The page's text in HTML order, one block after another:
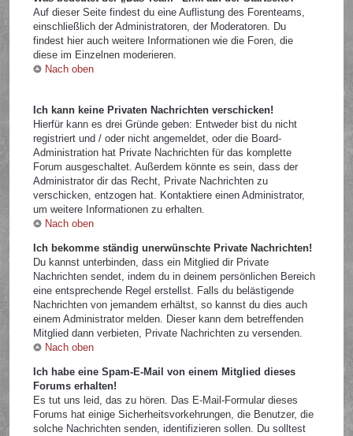
Auf dieser Seite findest du eine Auflistung des Forenteams,
einschließlich der Administratoren, der Moderatoren. Du
findest hier auch weitere Informationen wie die Foren, die
diese im Einzelnen moderieren.
Nach oben
Ich kann keine Privaten Nachrichten verschicken!
Hierfür kann es drei Gründe geben: Entweder bist du nicht
registriert und / oder nicht angemeldet, oder die Board-
Administration hat Private Nachrichten für das komplette
Forum ausgeschaltet. Außerdem könnte es sein, dass der
Administrator dir das Recht, Private Nachrichten zu
verschicken, entzogen hat. Kontaktiere einen Administrator,
um weitere Informationen zu erhalten.
Nach oben
Ich bekomme ständig unerwünschte Private Nachrichten!
Du kannst unterbinden, dass ein Mitglied dir Private
Nachrichten sendet, indem du in deinem persönlichen Bereich
eine entsprechende Regel erstellst. Falls du belästigende
Nachrichten von jemandem erhältst, so kannst du dies auch
einem Administrator melden. Dieser kann dem betreffenden
Mitglied dann verbieten, Private Nachrichten zu versenden.
Nach oben
Ich habe eine Spam-E-Mail von einem Mitglied dieses
Forums erhalten!
Es tut uns leid, das zu hören. Das E-Mail-Formular dieses
Forums hat einige Sicherheitsvorkehrungen, die Benutzer, die
solche Nachrichten senden, identifizieren sollen. Du solltest